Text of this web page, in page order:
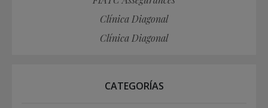
Clínica Diagonal
Clínica Diagonal
CATEGORÍAS